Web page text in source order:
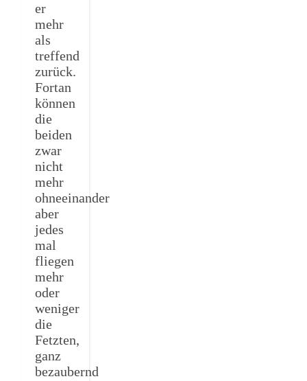
er
mehr
als
treffend
zurück.
Fortan
können
die
beiden
zwar
nicht
mehr
ohneeinander
aber
jedes
mal
fliegen
mehr
oder
weniger
die
Fetzten,
ganz
bezaubernd